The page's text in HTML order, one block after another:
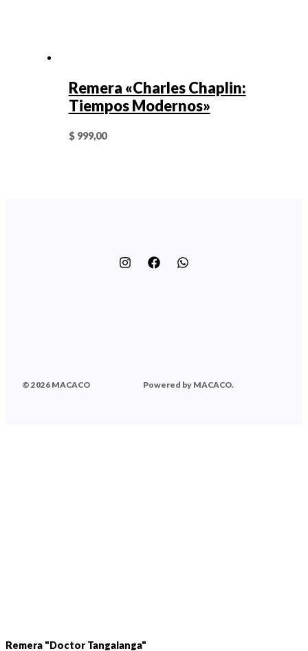
Remera «Charles Chaplin:
Tiempos Modernos»
$999,00
© 2026 MACACO Powered by MACACO.
Remera "Doctor Tangalanga"